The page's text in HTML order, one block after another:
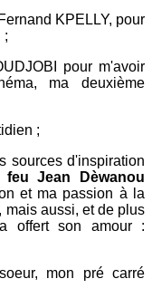
KPELLY, pour
;
pour m'avoir
ma deuxième
;
sources d'inspiration
feu Jean Dèwanou
et ma passion à la
aussi, et de plus
offert son amour :
mon pré carré